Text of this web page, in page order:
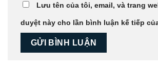
Lưu tên của tôi, email, và trang
duyệt này cho lần bình luận kế tiếp